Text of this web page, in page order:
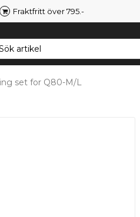
Fraktfritt över 795.-
set for Q80-M/L